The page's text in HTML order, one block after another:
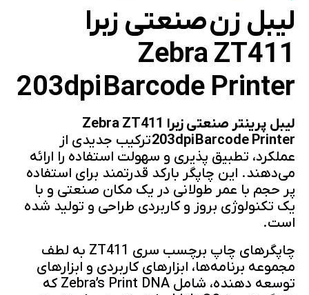
لیبل زن صنعتی زبرا
Zebra ZT411
203dpiBarcode Printer
لیبل پرینتر صنعتی زبرا Zebra ZT411
203 dpi Barcode Printerترکیب جدیدی از
عملکرد، تطبیق پذیری و سهولت استفاده را ارائه
می‌دهند. این چاپگر بارکد قدرتمند برای استفاده
پر حجم با عمر طولانی در یک مکان صنعتی و با
یک تکنولوژی بروز و کاربردی طراحی و تولید شده
است.
چاپگرهای چاپ برچسب سری ZT411 به لطف
مجموعه برنامه‌‌ها، ابزارهای کاربردی و ابزارهای
توسعه ‌دهنده، شامل Zebra’s Print DNA که